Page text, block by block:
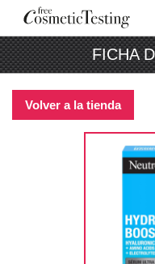
FICHA
Volver a la tienda